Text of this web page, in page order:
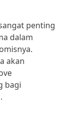
penting
dalam
akan
bagi